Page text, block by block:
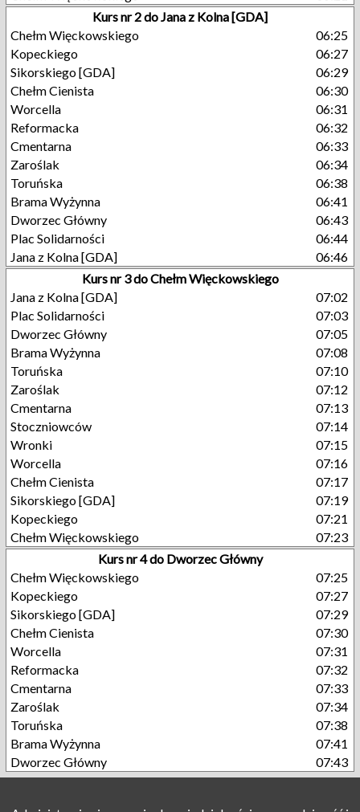
Kurs nr 2 do Jana z Kolna [GDA]
Chełm Więckowskiego
06:25
Kopeckiego
06:27
Sikorskiego [GDA]
06:29
Chełm Cienista
06:30
Worcella
06:31
Reformacka
06:32
Cmentarna
06:33
Zaroślak
06:34
Toruńska
06:38
Brama Wyżynna
06:41
Dworzec Główny
06:43
Plac Solidarności
06:44
Jana z Kolna [GDA]
06:46
Kurs nr 3 do Chełm Więckowskiego
Jana z Kolna [GDA]
07:02
Plac Solidarności
07:03
Dworzec Główny
07:05
Brama Wyżynna
07:08
Toruńska
07:10
Zaroślak
07:12
Cmentarna
07:13
Stoczniowców
07:14
Wronki
07:15
Worcella
07:16
Chełm Cienista
07:17
Sikorskiego [GDA]
07:19
Kopeckiego
07:21
Chełm Więckowskiego
07:23
Kurs nr 4 do Dworzec Główny
Chełm Więckowskiego
07:25
Kopeckiego
07:27
Sikorskiego [GDA]
07:29
Chełm Cienista
07:30
Worcella
07:31
Reformacka
07:32
Cmentarna
07:33
Zaroślak
07:34
Toruńska
07:38
Brama Wyżynna
07:41
Dworzec Główny
07:43